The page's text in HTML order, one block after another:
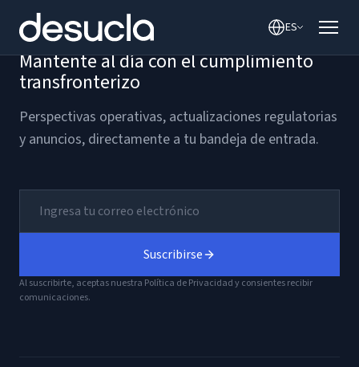
contenido
ES
Mantente al día con el cumplimiento
transfronterizo
Perspectivas operativas, actualizaciones regulatorias
y anuncios, directamente a tu bandeja de entrada.
Suscribirse
Al suscribirte, aceptas nuestra Política de Privacidad y consientes recibir
comunicaciones.